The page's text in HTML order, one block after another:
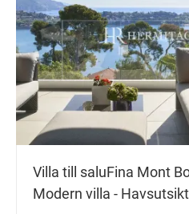
Villa till saluFina Mont
Modern villa - Havsutsikt